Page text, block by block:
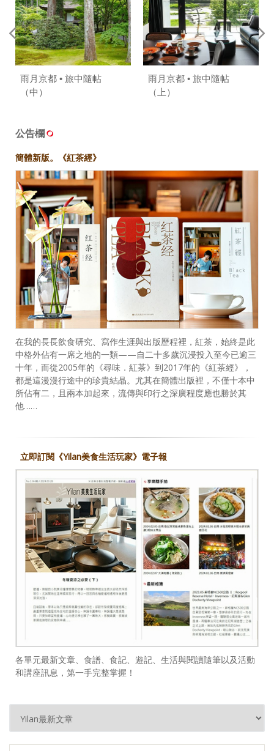
雨月京都 • 旅中隨帖
（中）
雨月京都 • 旅中隨帖
（上）
公告欄
簡體新版。《紅茶經》
在我的長長飲食研究、寫作生涯與出版歷程裡，紅茶，始終是此
中格外佔有一席之地的一類——自二十多歲沉浸投入至今已逾三
十年，而從2005年的《尋味．紅茶》到2017年的《紅茶經》，
都是這漫漫行途中的珍貴結晶。尤其在簡體出版裡，不僅十本中
所佔有二，且兩本加起來，流傳與印行之深廣程度應也勝於其
他……
立即訂閱《Yilan美食生活玩家》電子報
各單元最新文章、食譜、食記、遊記、生活與閱讀隨筆以及活動
和講座訊息，第一手完整掌握！